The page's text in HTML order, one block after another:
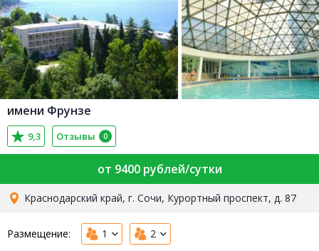
имени Фрунзе
9,3 Отзывы 0
от 9400 рублей/сутки
Краснодарский край, г. Сочи, Курортный проспект, д. 87
Размещение: 1 2